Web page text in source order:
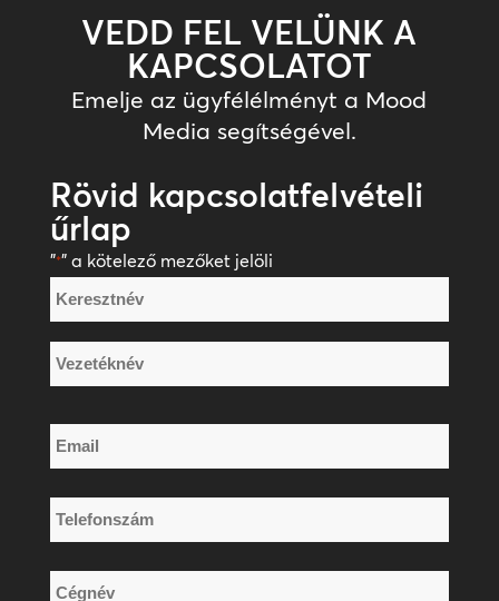
VEDD FEL VELÜNK A
KAPCSOLATOT
Emelje az ügyfélélményt a Mood
Media segítségével.
Rövid kapcsolatfelvételi
űrlap
"*" a kötelező mezőket jelöli
Név
*
Keresztnév
Email
*
Telefonszám
*
Cégnév